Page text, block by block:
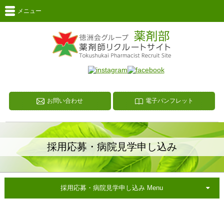
メニュー
お問い合わせ 電子パンフレット
採用応募・病院見学申し込み
採用応募・病院見学申し込み Menu